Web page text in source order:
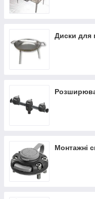
Диски для
Монтажні